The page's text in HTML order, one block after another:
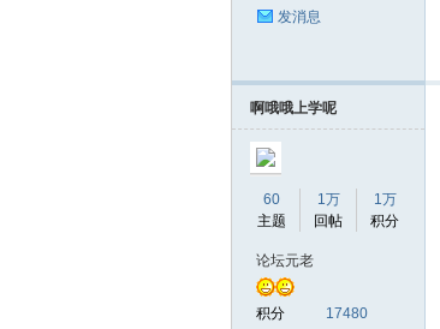
发消息
啊哦哦上学呢
60
主题
1万
回帖
1万
积分
论坛元老
积分 17480